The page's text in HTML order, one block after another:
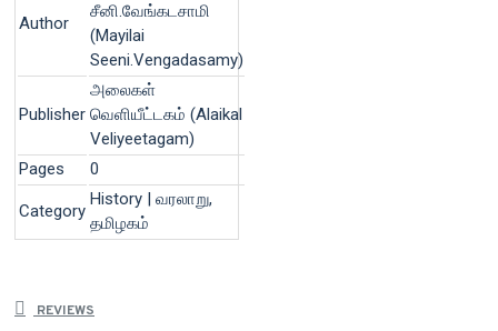
Author
சீனி.வேங்கடசாமி
(Mayilai
Seeni.Vengadasamy)
Publisher
அலைகள்
வெளியீட்டகம் (Alaikal
Veliyeetagam)
Pages
0
Category
History | வரலாறு,
தமிழகம்
REVIEWS